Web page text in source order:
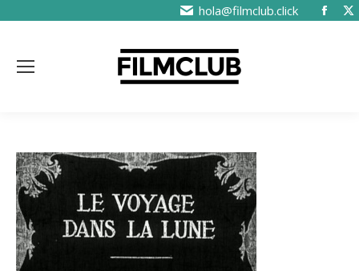
hola@filmclub.click